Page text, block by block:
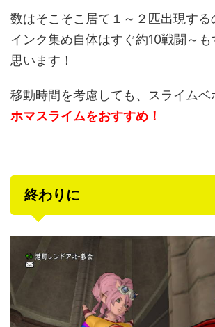
数はそこそこ居て１～２匹出現する
インク集め自体はすぐ約10戦闘～も
思います！
移動時間を考慮しても、スライムベ
ホマスライムをおすすめ！
終わりに